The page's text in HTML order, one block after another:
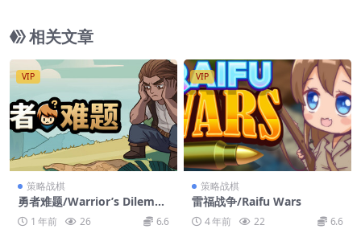
相关文章
VIP
策略战棋
勇者难题/Warrior’s Dilemm
a 1 年前 26 6.6
VIP
策略战棋
雷福战争/Raifu Wars
4 年前 22 6.6